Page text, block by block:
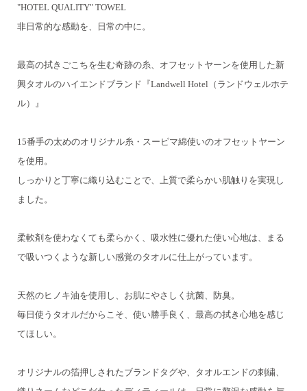
OCHER
"HOTEL QUALITY" TOWEL
非日常的な感動を、日常の中に。
最高の拭きごこちを生む奇跡の糸、オフセットヤーンを使用した新
興タオルのハイエンドブランド『Landwell Hotel（ランドウェルホテ
ル）』
15番手の太めのオリジナル糸・スーピマ綿使いのオフセットヤーン
を使用。
しっかりと丁寧に織り込むことで、上質で柔らかい肌触りを実現し
ました。
柔軟剤を使わなくても柔らかく、吸水性に優れた使い心地は、
まる
で吸いつくような新しい感覚のタオルに仕上がっています。
天然のヒノキ油を使用し、お肌にやさしく抗菌、防臭。
毎日使うタオルだからこそ、使い勝手良く、最高の拭き心地を感じ
てほしい。
オリジナルの箔押しされたブランドタグや、タオルエンドの刺繍、